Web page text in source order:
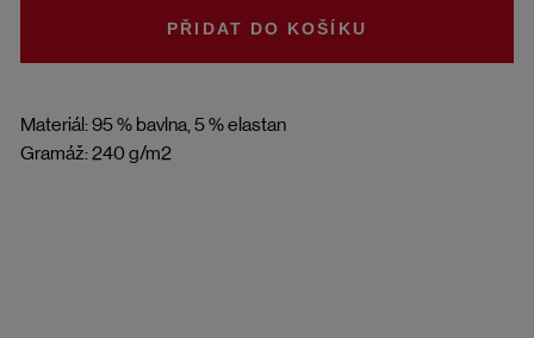
Materiál: 95 % bavlna, 5 % elastan
Gramáž: 240 g/m2
DO KOŠÍKU